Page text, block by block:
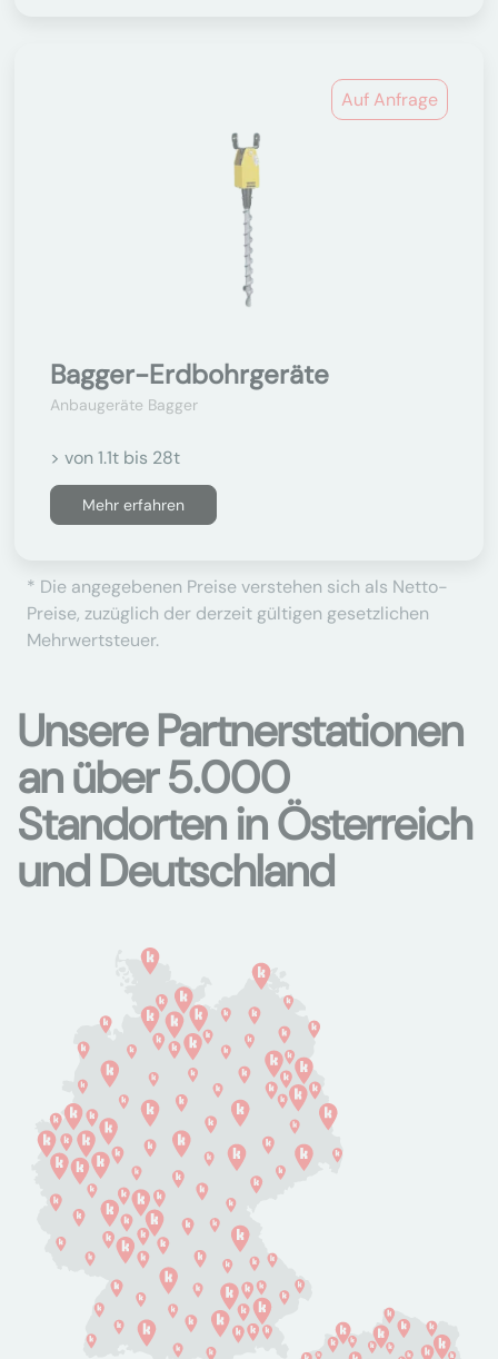
Auf Anfrage
Bagger-Erdbohrgeräte
Anbaugeräte Bagger
> von 1.1t bis 28t
Mehr erfahren
* Die angegebenen Preise verstehen sich als Netto-
Preise, zuzüglich der derzeit gültigen gesetzlichen
Mehrwertsteuer.
Unsere Partnerstationen
an über 5.000
Standorten in Österreich
und Deutschland